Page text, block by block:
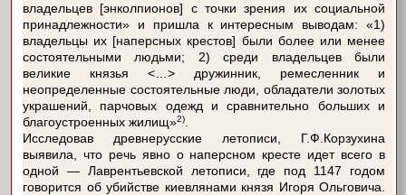
владельцев [энколпионов] с точки зрения их социальной
принадлежности» и пришла к интересным выводам: «1)
владельцы их [наперсных крестов] были более или менее
состоятельными людьми; 2) среди владельцев были
великие князья <…> дружинник, ремесленник и
неопределенные состоятельные люди, обладатели золотых
украшений, парчовых одежд и сравнительно больших и
благоустроенных жилищ»2)
Исследовав древнерусские летописи, Г.Ф.Корзухина
выявила, что речь явно о наперсном кресте идет всего в
одной — Лаврентьевской летописи, где под 1147 годом
говорится об убийстве киевлянами князя Игоря Ольговича.